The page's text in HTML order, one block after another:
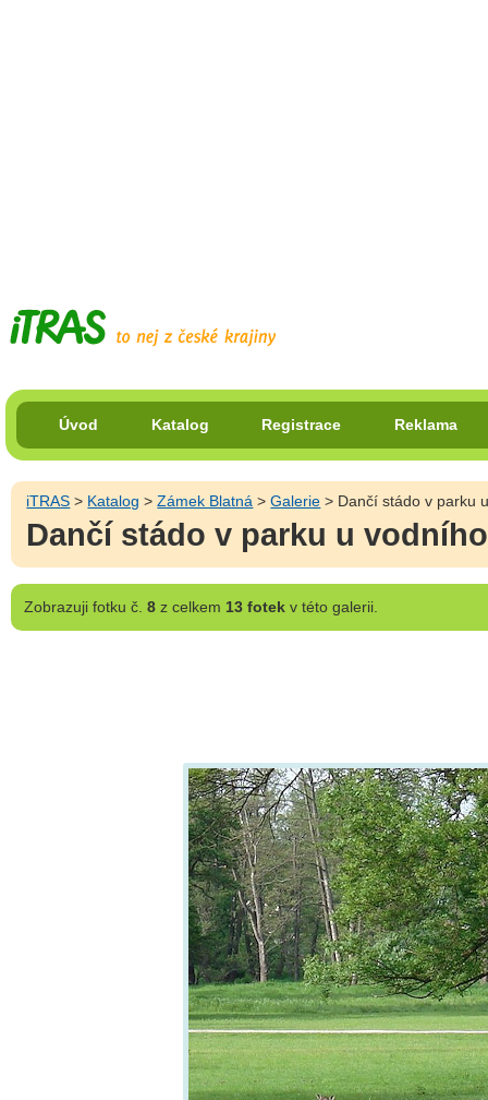
Úvod Katalog Registrace Reklama
iTRAS > Katalog >Zámek Blatná >Galerie > Dančí stádo v parku
Dančí stádo v parku u
Zobrazujifotku č. 8z celkem 13 fotekv této galerii.